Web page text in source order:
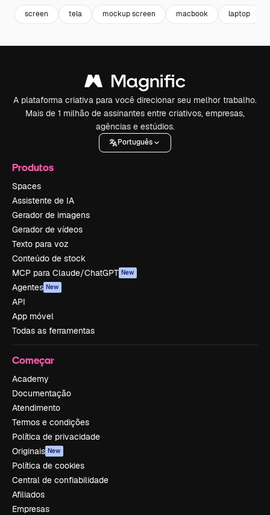
screen tela mockup screen macbook laptop
A plataforma criativa para você direcionar seu melhor trabalho.
Mais de 1 milhão de assinantes entre criativos, empresas,
agências e estúdios.
Português
Produtos
Spaces
Assistente de IA
Gerador de imagens
Gerador de vídeos
Texto para voz
Conteúdo de stock
MCP para Claude/ChatGPT New
Agentes New
API
App móvel
Todas as ferramentas
Começar
Academy
Documentação
Atendimento
Termos e condições
Política de privacidade
Originais New
Política de cookies
Central de confiabilidade
Afiliados
Empresas